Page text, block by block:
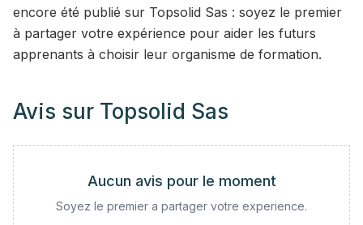
encore été publié sur Topsolid Sas : soyez le premier
à partager votre expérience pour aider les futurs
apprenants à choisir leur organisme de formation.
Avis sur Topsolid Sas
Aucun avis pour le moment
Soyez le premier a partager votre experience.